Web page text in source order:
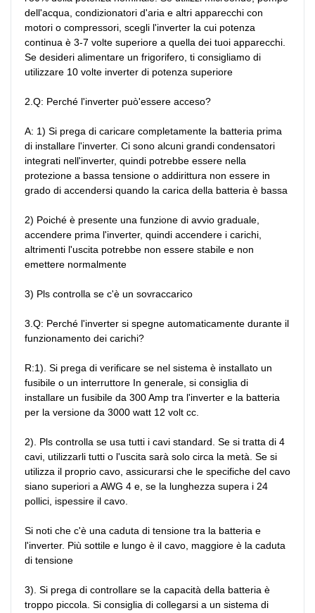
dell'acqua, condizionatori d'aria e altri apparecchi con
motori o compressori, scegli l'inverter la cui potenza
continua è 3-7 volte superiore a quella dei tuoi apparecchi.
Se desideri alimentare un frigorifero, ti consigliamo di
utilizzare 10 volte inverter di potenza superiore
2.Q: Perché l'inverter può'essere acceso?
A: 1) Si prega di caricare completamente la batteria prima
di installare l'inverter. Ci sono alcuni grandi condensatori
integrati nell'inverter, quindi potrebbe essere nella
protezione a bassa tensione o addirittura non essere in
grado di accendersi quando la carica della batteria è bassa
2) Poiché è presente una funzione di avvio graduale,
accendere prima l'inverter, quindi accendere i carichi,
altrimenti l'uscita potrebbe non essere stabile e non
emettere normalmente
3) Pls controlla se c'è un sovraccarico
3.Q: Perché l'inverter si spegne automaticamente durante il
funzionamento dei carichi?
R:1). Si prega di verificare se nel sistema è installato un
fusibile o un interruttore In generale, si consiglia di
installare un fusibile da 300 Amp tra l'inverter e la batteria
per la versione da 3000 watt 12 volt cc.
2). Pls controlla se usa tutti i cavi standard. Se si tratta di 4
cavi, utilizzarli tutti o l'uscita sarà solo circa la metà. Se si
utilizza il proprio cavo, assicurarsi che le specifiche del cavo
siano superiori a AWG 4 e, se la lunghezza supera i 24
pollici, ispessire il cavo.
Si noti che c'è una caduta di tensione tra la batteria e
l'inverter. Più sottile e lungo è il cavo, maggiore è la caduta
di tensione
3). Si prega di controllare se la capacità della batteria è
troppo piccola. Si consiglia di collegarsi a un sistema di